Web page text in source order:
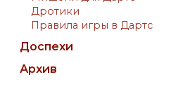
Дротики
Правила игры в Дартс
Доспехи
Архив